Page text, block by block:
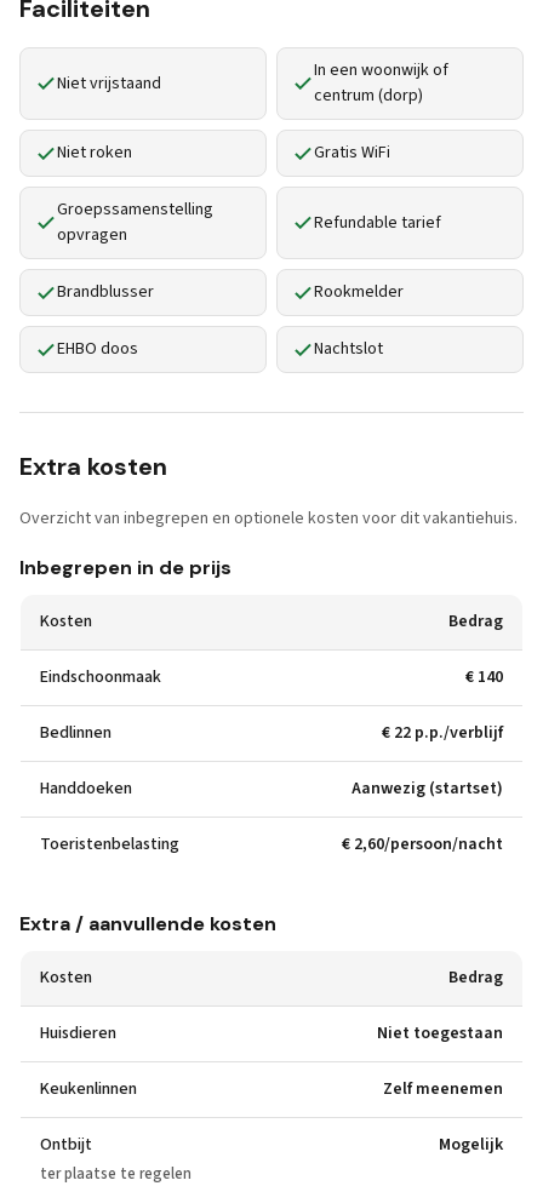
Faciliteiten
Niet vrijstaand
In een woonwijk of
centrum (dorp)
Niet roken Gratis WiFi
Groepssamenstelling
opvragen
Refundable tarief
Brandblusser Rookmelder
EHBO doos Nachtslot
Extra kosten
Overzicht van inbegrepen en optionele kosten voor dit vakantiehuis.
Inbegrepen in de prijs
Kosten Bedrag
Eindschoonmaak € 140
Bedlinnen € 22 p.p./verblijf
Handdoeken Aanwezig (startset)
Toeristenbelasting € 2,60/persoon/nacht
Extra / aanvullende kosten
Kosten Bedrag
Huisdieren Niet toegestaan
Keukenlinnen Zelf meenemen
Ontbijt
ter plaatse te regelen
Mogelijk